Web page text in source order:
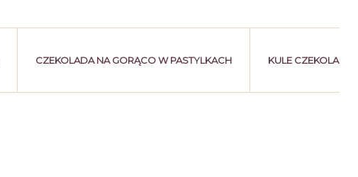
CZEKOLADA NA GORĄCO W PASTYLKACH KULE